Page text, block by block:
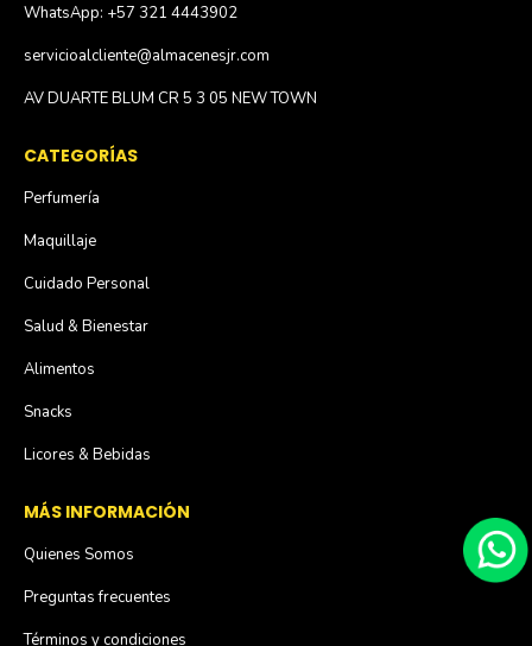
WhatsApp: +57 321 4443902
servicioalcliente@almacenesjr.com
AV DUARTE BLUM CR 5 3 05 NEW TOWN
CATEGORÍAS
Perfumería
Maquillaje
Cuidado Personal
Salud & Bienestar
Alimentos
Snacks
Licores & Bebidas
MÁS INFORMACIÓN
Quienes Somos
Preguntas frecuentes
Términos y condiciones